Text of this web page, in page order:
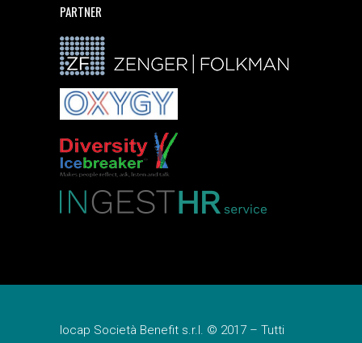
PARTNER
Iocap Società Benefit s.r.l. © 2017 – Tutti